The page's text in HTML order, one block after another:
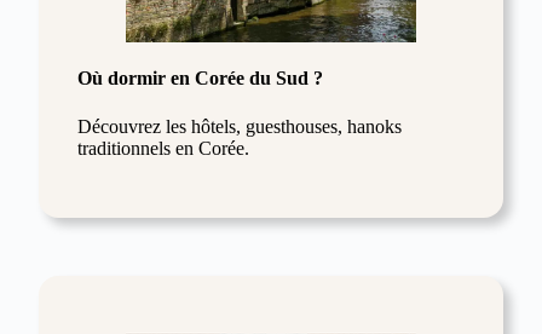
Où dormir en Corée du Sud ?
Découvrez les hôtels, guesthouses, hanoks
traditionnels en Corée.